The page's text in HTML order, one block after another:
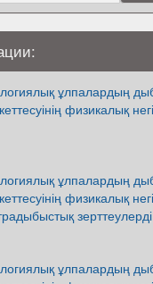
ұлпалардың
физикалық
ұлпалардың
физикалық
ұлпалардың